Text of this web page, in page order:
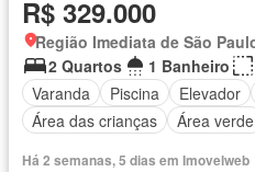
R$ 329.000
2 Quartos
1 Banheiro
Varanda
Piscina Elevador
Área das crianças
Área verde
Há 2 semanas, 5 dias em Imovelweb